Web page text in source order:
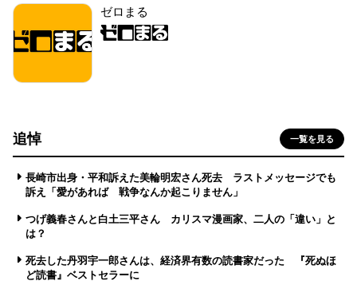
ゼロまる
追悼 一覧を見る
長崎市出身・平和訴えた美輪明宏さん死去 ラストメッセージでも
訴え「愛があれば 戦争なんか起こりません」
つげ義春さんと白土三平さん カリスマ漫画家、二人の「違い」と
は？
死去した丹羽宇一郎さんは、経済界有数の読書家だった 『死ぬほ
ど読書』ベストセラーに